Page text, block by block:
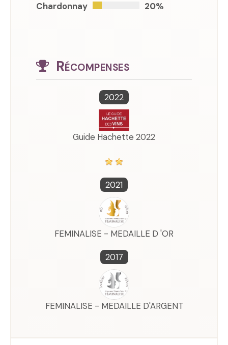
Chardonnay
20%
Récompenses
2022
Guide Hachette 2022
2021
FEMINALISE - MEDAILLE D 'OR
2017
FEMINALISE - MEDAILLE D'ARGENT